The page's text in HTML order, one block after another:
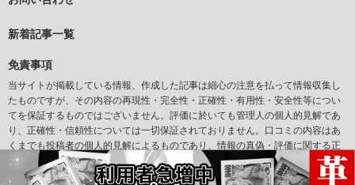
新着記事一覧
免責事項
当サイトが掲載している情報、作成した記事は細心の注意を払って情報収集し
たものですが、その内容の再現性・完全性・正確性・有用性・安全性等につい
てを保証するものではございません。評価に於いても管理人の個人的見解であ
り、正確性・信頼性については一切保証されておりません。口コミの内容はあ
くまでも投稿者の個人的見解によるものであり、情報の真偽・評価に関する正
確性については一切保証されておりません。また当サイトからリンクされてい
るサイトについて、その掲載情報の正確性、合法性等を当社が保証するもので